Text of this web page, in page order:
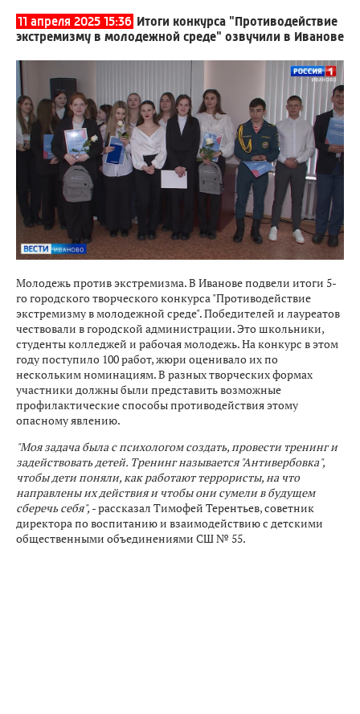
11 апреля 2025 15:36 Итоги конкурса "Противодействие
экстремизму в молодежной среде" озвучили в Иванове
Молодежь против экстремизма. В Иванове подвели итоги 5-
го городского творческого конкурса "Противодействие
экстремизму в молодежной среде". Победителей и лауреатов
чествовали в городской администрации. Это школьники,
студенты колледжей и рабочая молодежь. На конкурс в этом
году поступило 100 работ, жюри оценивало их по
нескольким номинациям. В разных творческих формах
участники должны были представить возможные
профилактические способы противодействия этому
опасному явлению.
"Моя задача была с психологом создать, провести тренинг и
задействовать детей. Тренинг называется "Антивербовка",
чтобы дети поняли, как работают террористы, на что
направлены их действия и чтобы они сумели в будущем
сберечь себя", - рассказал Тимофей Терентьев, советник
директора по воспитанию и взаимодействию с детскими
общественными объединениями СШ № 55.